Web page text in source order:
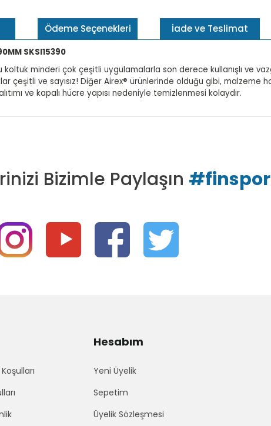
Ödeme Seçenekleri İade ve Teslimat
SKSI15390
minderi çok çeşitli uygulamalarla son derece kullanışlı ve
ve sayısız! Diğer Airex® ürünlerinde olduğu gibi, malzeme
ve kapalı hücre yapısı nedeniyle temizlenmesi kolaydır.
Bizimle Paylaşın #finspor
Hesabım
Yeni Üyelik
Sepetim
Üyelik Sözleşmesi